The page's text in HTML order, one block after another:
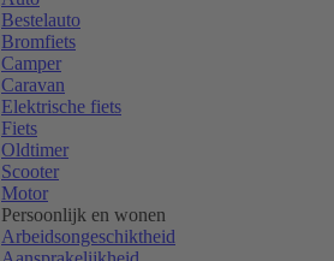
Bestelauto
Bromfiets
Camper
Caravan
Elektrische fiets
Fiets
Oldtimer
Scooter
Motor
Persoonlijk en wonen
Arbeidsongeschiktheid